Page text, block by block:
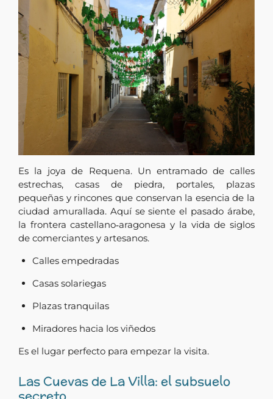
Es la joya de Requena. Un entramado de calles
estrechas, casas de piedra, portales, plazas
pequeñas y rincones que conservan la esencia de la
ciudad amurallada. Aquí se siente el pasado árabe,
la frontera castellano‑aragonesa y la vida de siglos
de comerciantes y artesanos.
Calles empedradas
Casas solariegas
Plazas tranquilas
Miradores hacia los viñedos
Es el lugar perfecto para empezar la visita.
Las Cuevas de La Villa: el subsuelo